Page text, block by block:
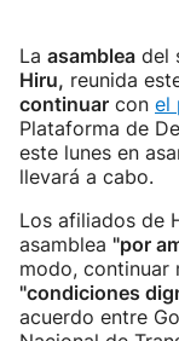
La asamblea del
Hiru, reunida
continuar con el
Plataforma de
este lunes en
llevará a cabo.
Los afiliados de
asamblea "por
modo, continuar
"condiciones
acuerdo entre